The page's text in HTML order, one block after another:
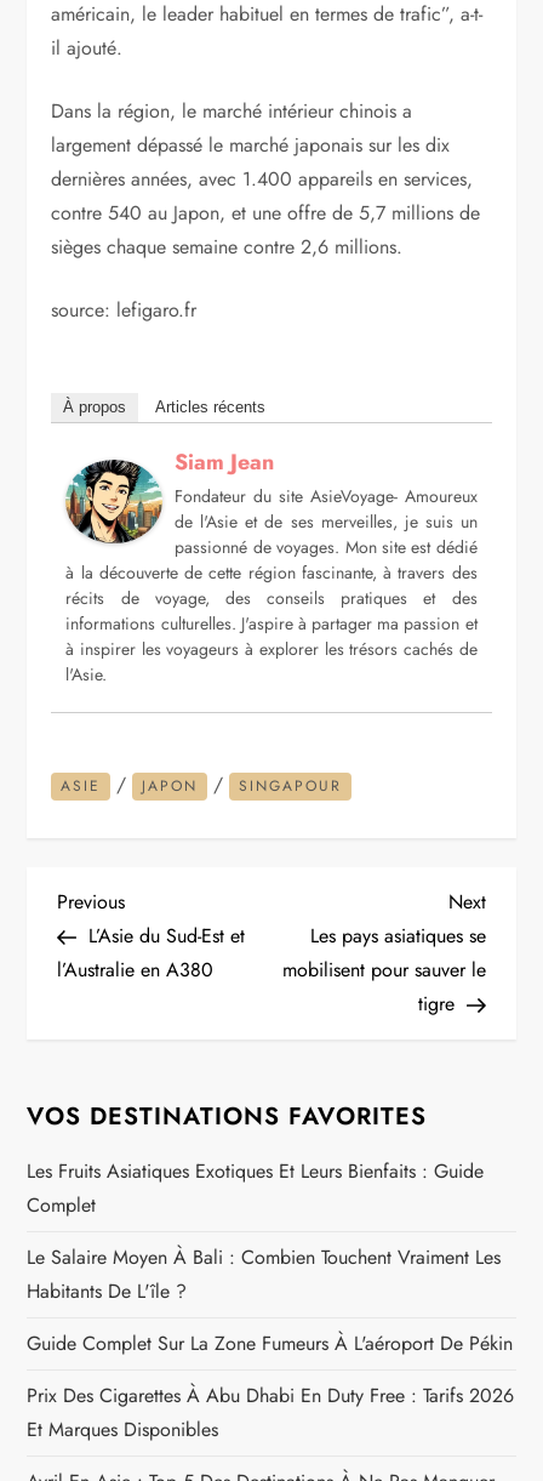
américain, le leader habituel en termes de trafic”, a-t-
il ajouté.
Dans la région, le marché intérieur chinois a
largement dépassé le marché japonais sur les dix
dernières années, avec 1.400 appareils en services,
contre 540 au Japon, et une offre de 5,7 millions de
sièges chaque semaine contre 2,6 millions.
source: lefigaro.fr
À propos Articles récents
Siam Jean
Fondateur du site AsieVoyage- Amoureux
de l'Asie et de ses merveilles, je suis un
passionné de voyages. Mon site est dédié
à la découverte de cette région fascinante, à travers des
récits de voyage, des conseils pratiques et des
informations culturelles. J'aspire à partager ma passion et
à inspirer les voyageurs à explorer les trésors cachés de
l'Asie.
ASIE / JAPON / SINGAPOUR
N
a
g
a
t
i
o
n
Previous
Post
Previous
L’Asie du Sud-Est et
l’Australie en A380
Next
Post
Next
Les pays asiatiques se
mobilisent pour sauver le
tigre
VOS DESTINATIONS FAVORITES
Les Fruits Asiatiques Exotiques Et Leurs Bienfaits : Guide
Complet
Le Salaire Moyen À Bali : Combien Touchent Vraiment Les
Habitants De L'île ?
Guide Complet Sur La Zone Fumeurs À L'aéroport De Pékin
Prix Des Cigarettes À Abu Dhabi En Duty Free : Tarifs 2026
Et Marques Disponibles